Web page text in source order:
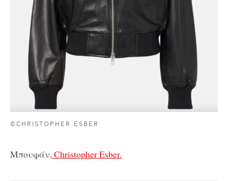
©CHRISTOPHER ESBER
Μπουφάν, Christopher Esber.